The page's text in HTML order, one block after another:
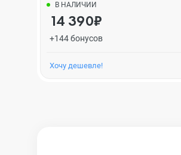
В НАЛИЧИИ
14 390₽
+144 бонусов
Хочу дешевле!